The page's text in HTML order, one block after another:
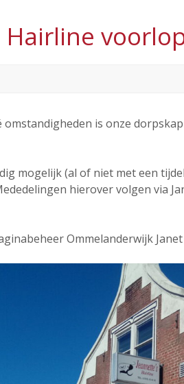
Hairline
is onze
mogelijk (al of niet met een
hierover volgen via
Ommelanderwijk